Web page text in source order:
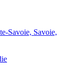
Savoie, Savoie,